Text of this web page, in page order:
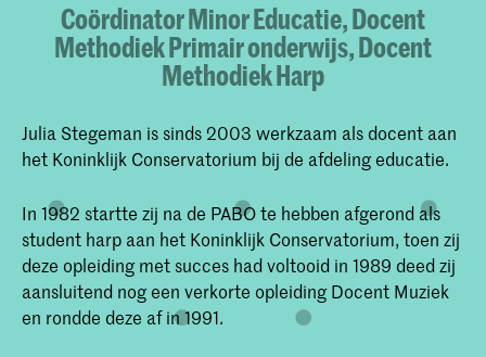
Coördinator Minor Educatie, Docent
Methodiek Primair onderwijs, Docent
Methodiek Harp
Julia Stegeman is sinds 2003 werkzaam als docent aan
het Koninklijk Conservatorium bij de afdeling educatie.
In 1982 startte zij na de PABO te hebben afgerond als
student harp aan het Koninklijk Conservatorium, toen zij
deze opleiding met succes had voltooid in 1989 deed zij
aansluitend nog een verkorte opleiding Docent Muziek
en rondde deze af in 1991.